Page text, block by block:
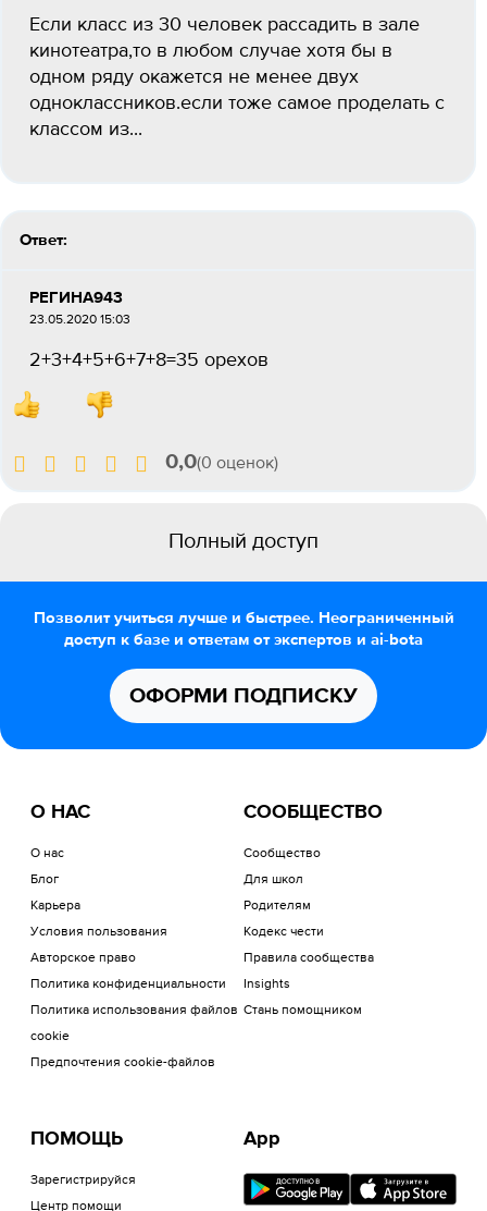
Если класс из 30 человек рассадить в зале
кинотеатра,то в любом случае хотя бы в
одном ряду окажется не менее двух
одноклассников.если тоже самое проделать с
классом из...
Ответ:
РЕГИНА943
23.05.2020 15:03
2+3+4+5+6+7+8=35 орехов
0,0(0 оценок)
Полный доступ
Позволит учиться лучше и быстрее. Неограниченный
доступ к базе и ответам от экспертов и ai-bota
ОФОРМИ ПОДПИСКУ
О НАС
О нас
Блог
Карьера
Условия пользования
Авторское право
Политика конфиденциальности
Политика использования файлов
cookie
Предпочтения cookie-файлов
СООБЩЕСТВО
Сообщество
Для школ
Родителям
Кодекс чести
Правила сообщества
Insights
Стань помощником
ПОМОЩЬ
Зарегистрируйся
Центр помощи
App